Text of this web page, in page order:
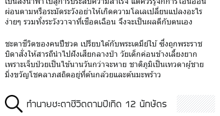
ผ่อนตามหรือระมัดระวังอย่าให้เกิดความโลเลเปลี่ยนแปลงอะไร
ง่ายๆ รวมทั้งระวังวาจาที่เชือดเฉือน จึงจะเป็นผลดีกับตนเอง
ชะตาชีวิตของคนปีชวด เปรียบได้กับพระเตมีย์ใบ้ ซึ่งถูกพระราช
บิดาสั่งให้สารถีนำไปฝังเสียกลางป่า วัยเด็กค่อนข้างเลี้ยงยาก
เพราะเจ็บป่วยเป็นไข้นานวันกว่าจะหาย ชาติภูมิเป็นเทวดาผู้ชาย
มิ่งขวัญโชคลาภสถิตอยู่ที่ต้นกล้วยและต้นมะพร้าว
ทำนายชะตาชีวิตตามปีเกิด 12 นักษัตร